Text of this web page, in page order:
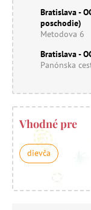
Bratislava -
poschodie)
Metodova 6
Bratislava -
Panónska
Vhodné pre
dievča